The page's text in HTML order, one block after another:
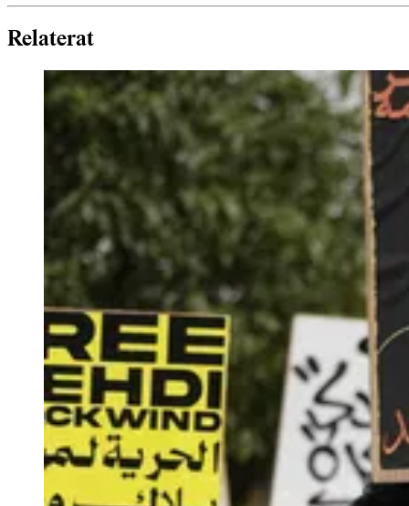
Relaterat